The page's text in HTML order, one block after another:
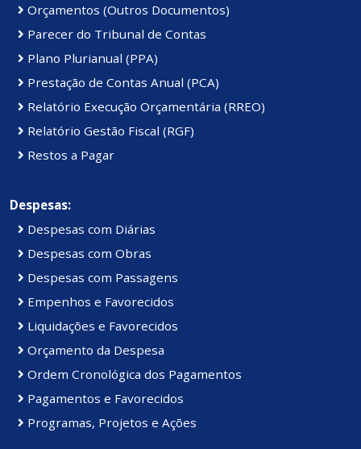
Orçamentos (Outros Documentos)
Parecer do Tribunal de Contas
Plano Plurianual (PPA)
Prestação de Contas Anual (PCA)
Relatório Execução Orçamentária (RREO)
Relatório Gestão Fiscal (RGF)
Restos a Pagar
Despesas:
Despesas com Diárias
Despesas com Obras
Despesas com Passagens
Empenhos e Favorecidos
Liquidações e Favorecidos
Orçamento da Despesa
Ordem Cronológica dos Pagamentos
Pagamentos e Favorecidos
Programas, Projetos e Ações